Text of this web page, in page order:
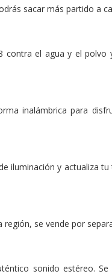
sacar más partido a
contra el agua y el polvo
inalámbrica para
iluminación y actualiza
región, se vende por
sonido estéreo.